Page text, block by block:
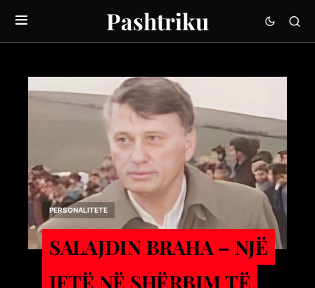
Pashtriku
PERSONALITETE
SALAJDIN BRAHA – NJЁ
JETЁ NЁ SHЁRBIM TЁ